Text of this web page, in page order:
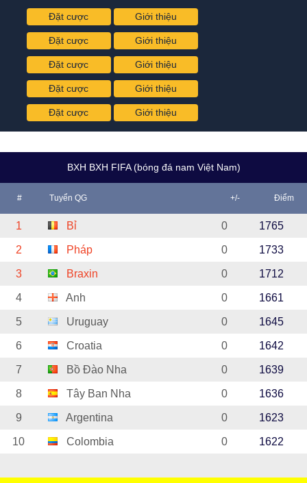
Đặt cược Giới thiệu
Đặt cược Giới thiệu
Đặt cược Giới thiệu
Đặt cược Giới thiệu
Đặt cược Giới thiệu
BXH BXH FIFA (bóng đá nam Việt Nam)
# Tuyển QG +/- Điểm
1 Bỉ 0 1765
2 Pháp 0 1733
3 Braxin 0 1712
4 Anh 0 1661
5 Uruguay 0 1645
6 Croatia 0 1642
7 Bồ Đào Nha 0 1639
8 Tây Ban Nha 0 1636
9 Argentina 0 1623
10 Colombia 0 1622